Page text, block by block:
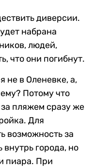
диверсии.
набрана
людей,
что они погибнут.
не в Оленевке, а,
Потому что
пляжем сразу же
Для
возможность за
внутрь города, но
пиара. При